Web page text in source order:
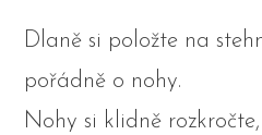
Dlaně si položte na
pořádně o nohy.
Nohy si klidně